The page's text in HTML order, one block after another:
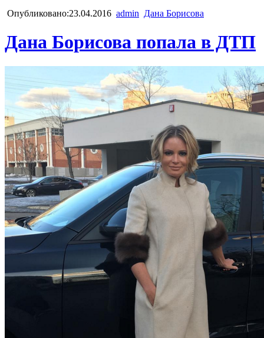
Опубликовано:23.04.2016 admin Дана Борисова
Дана Борисова попала в ДТП